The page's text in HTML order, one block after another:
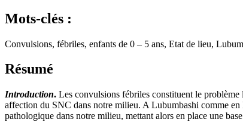
Mots-clés :
Convulsions, fébriles, enfants de 0 – 5 ans, Etat de lieu,
Résumé
Introduction. Les convulsions fébriles constituent le problème
affection du SNC dans notre milieu. A Lubumbashi comme
pathologique dans notre milieu, mettant alors en place une